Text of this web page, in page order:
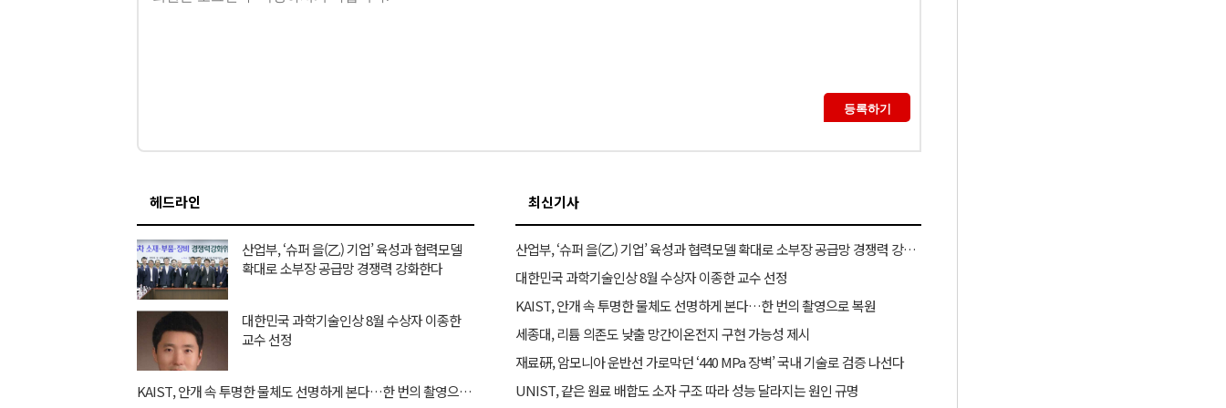
헤드라인
산업부, ‘슈퍼 을(乙) 기업’ 육성과 협력모델
확대로 소부장 공급망 경쟁력 강화한다
대한민국 과학기술인상 8월 수상자 이종한
교수 선정
KAIST, 안개 속 투명한 물체도 선명하게 본다…한 번의 촬영으로 복원​
최신기사
산업부, ‘슈퍼 을(乙) 기업’ 육성과 협력모델 확대로 소부장 공급망 경쟁력 강화한다
대한민국 과학기술인상 8월 수상자 이종한 교수 선정
KAIST, 안개 속 투명한 물체도 선명하게 본다…한 번의 촬영으로 복원​
세종대, 리튬 의존도 낮출 망간이온전지 구현 가능성 제시
재료硏, 암모니아 운반선 가로막던 ‘440 MPa 장벽’ 국내 기술로 검증 나선다
UNIST, 같은 원료 배합도 소자 구조 따라 성능 달라지는 원인 규명